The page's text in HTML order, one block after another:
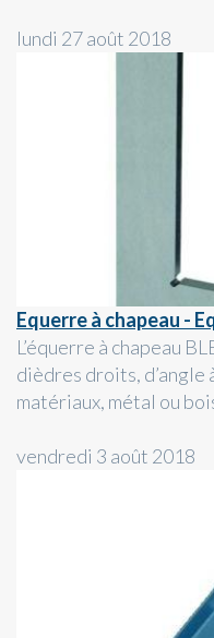
lundi 27 août 2018
Equerre à chapeau -
L’équerre à chapeau
dièdres droits, d’angle
matériaux, métal ou
vendredi 3 août 2018